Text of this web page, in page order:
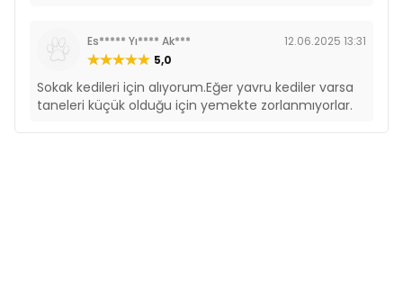
Es***** Yı**** Ak***
12.06.2025 13:31
5,0
Sokak kedileri için alıyorum.Eğer yavru kediler varsa
taneleri küçük olduğu için yemekte zorlanmıyorlar.